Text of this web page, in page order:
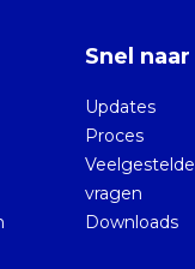
Snel naar
Updates
Proces
Veelgestelde
vragen
Downloads